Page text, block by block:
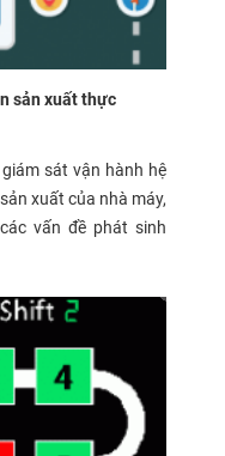
sản xuất thực
sát vận hành hệ
xuất của nhà máy,
vấn đề phát sinh
cố đến hoạt động